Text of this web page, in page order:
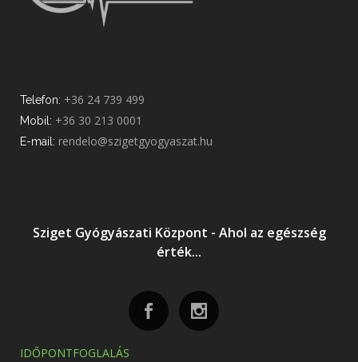
Telefon: +36 24 739 499
Mobil: +36 30 213 0001
E-mail: rendelo@szigetgyogyaszat.hu
Sziget Gyógyászati Központ - Ahol az egészség
érték...
IDŐPONTFOGLALÁS